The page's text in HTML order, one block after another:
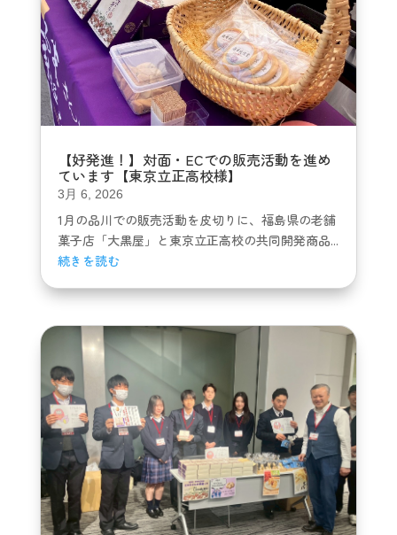
【好発進！】対面・ECでの販売活動を進め
ています【東京立正高校様】
3月 6, 2026
1月の品川での販売活動を皮切りに、福島県の老舗
菓子店「大黒屋」と東京立正高校の共同開発商品...
続きを読む